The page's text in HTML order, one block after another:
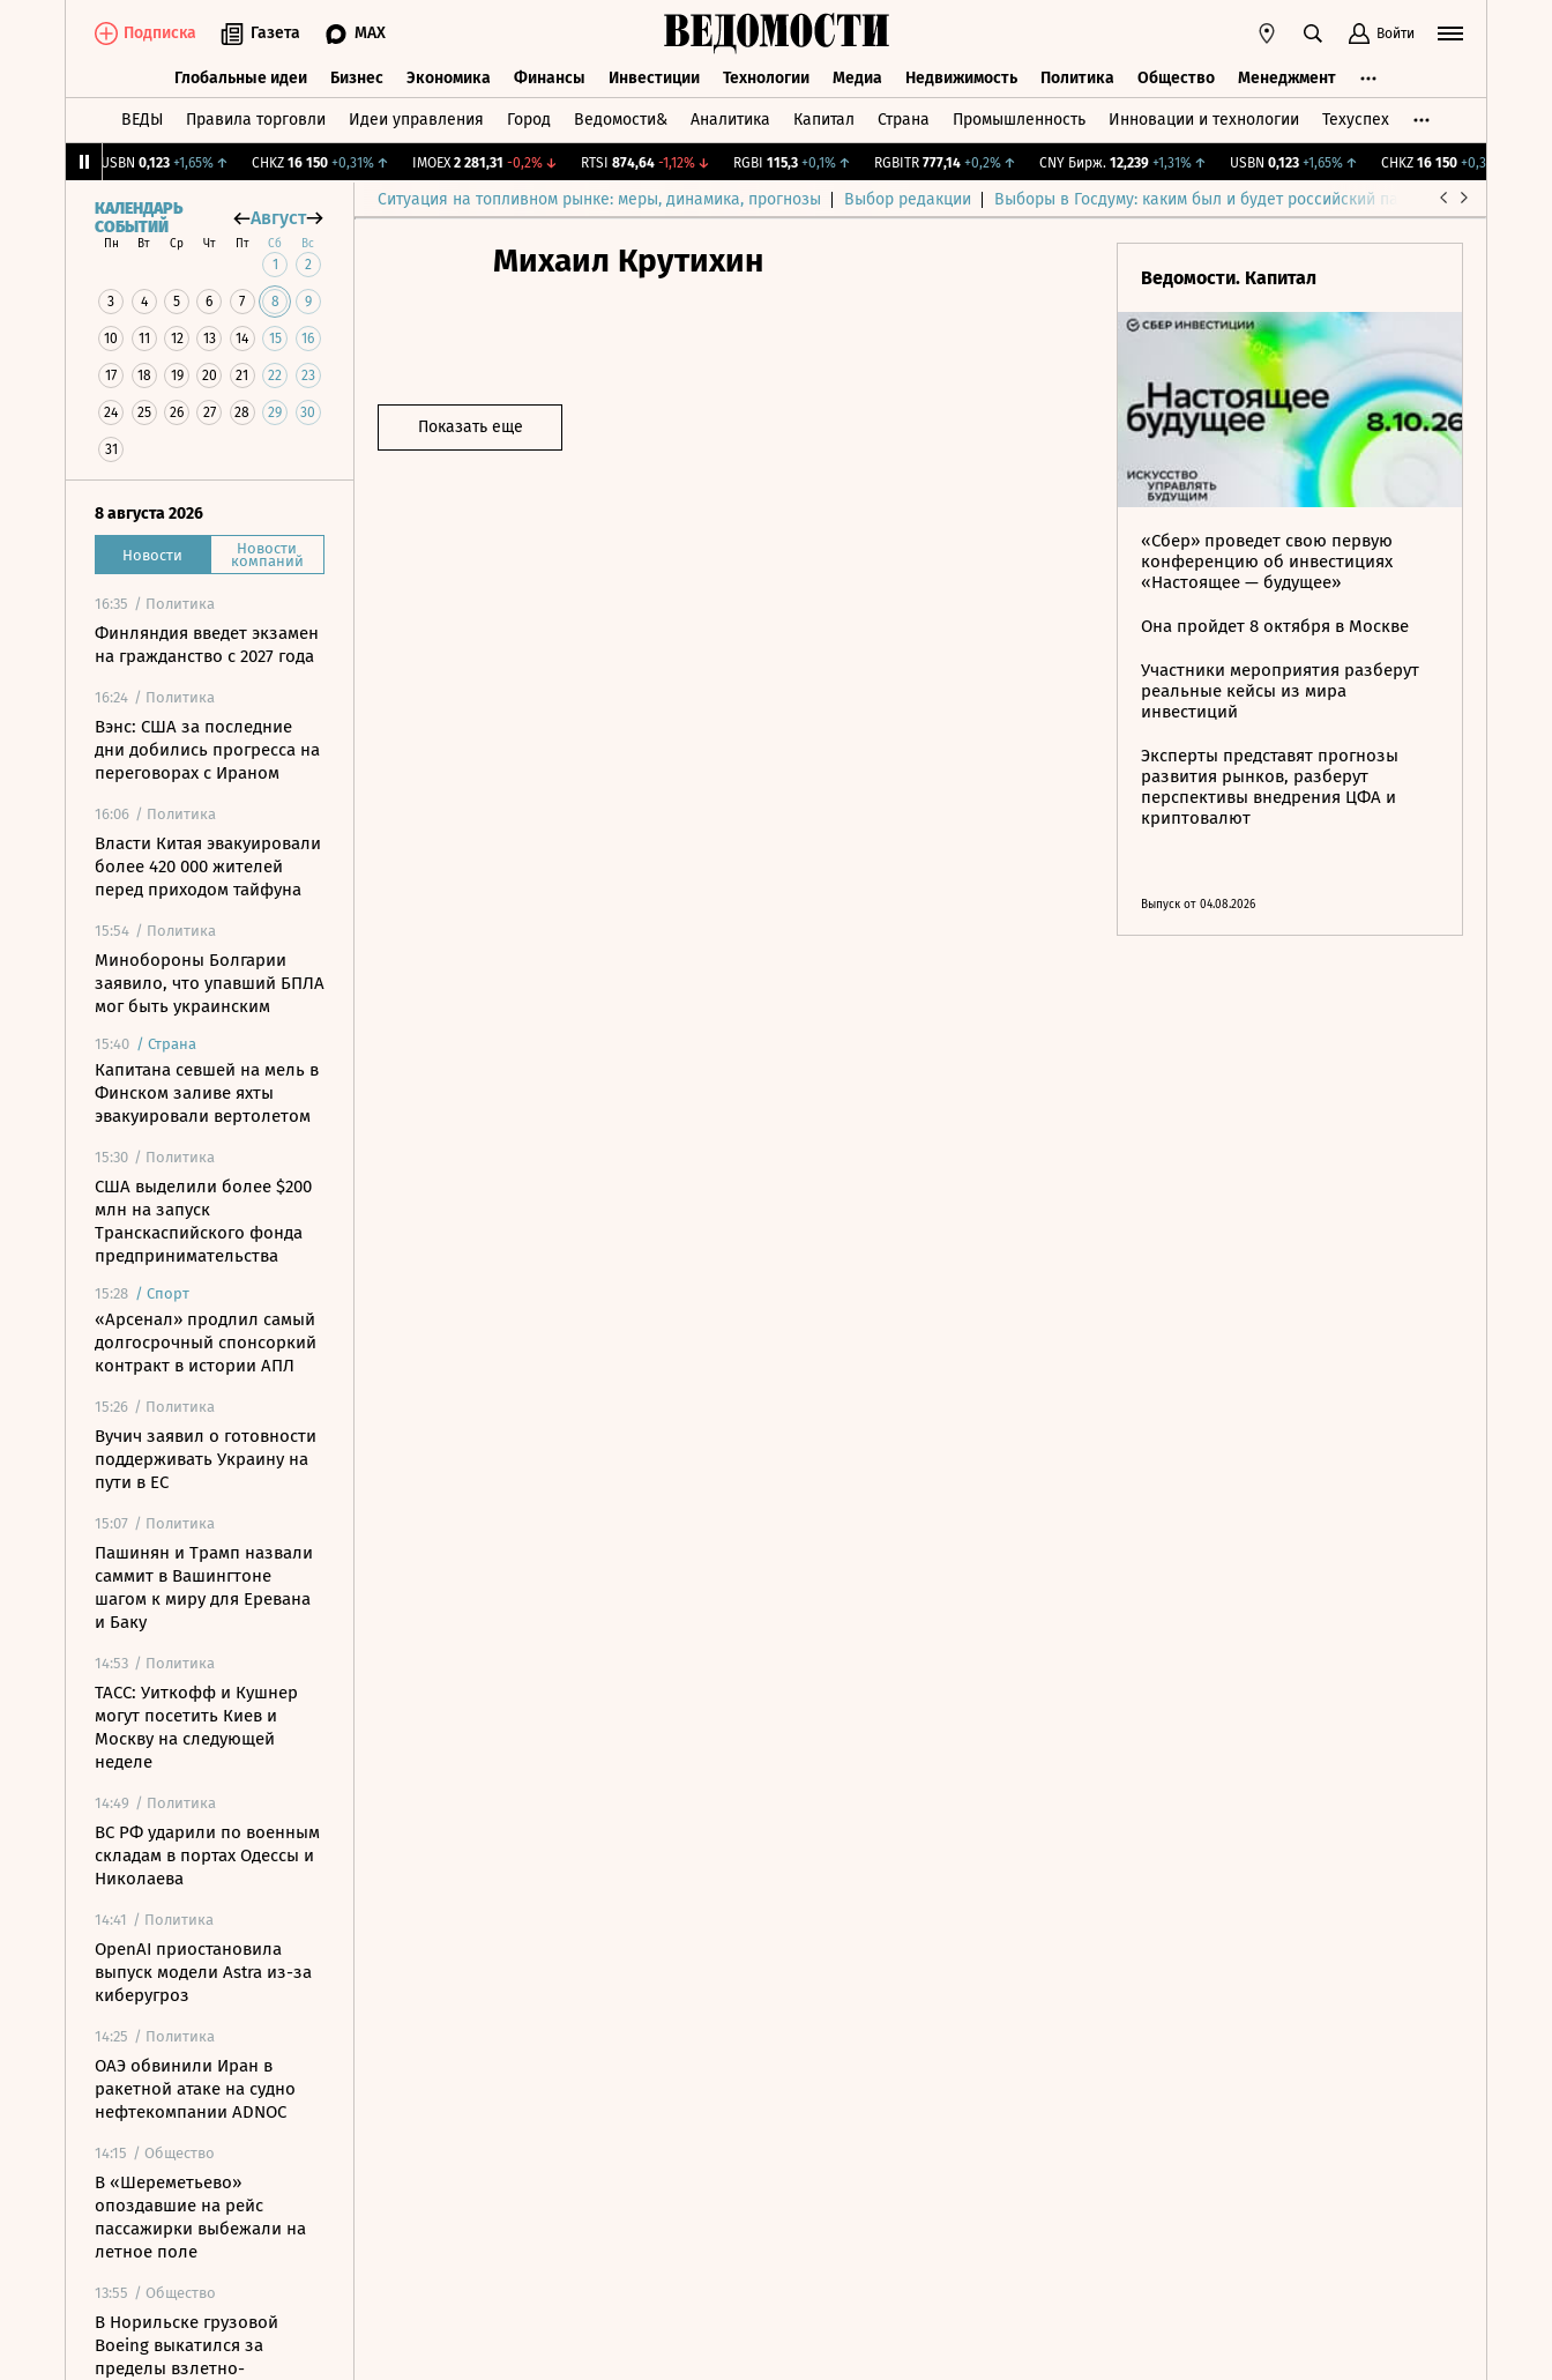
Подписка Газета MAX Войти
Глобальные идеи Бизнес Экономика Финансы Инвестиции Технологии Медиа Недвижимость Политика Общество Менеджмент
ВЕДЫ Правила торговли Идеи управления Город Ведомости& Аналитика Капитал Страна Промышленность Инновации и технологии Техуспех
USBN 0,123 +1,65%↑ CHKZ 16 150 +0,31%↑ IMOEX 2 281,31 -0,2%↓ RTSI 874,64 -1,12%↓ RGBI 115,3 +0,1%↑ RGBITR 777,14 +0,2%↑ CNY Бирж. 12,239 +1,31%↑ USBN 0,123 +1,65%↑ CHKZ 16 150 +0,31%↑
Ситуация на топливном рынке: меры, динамика, прогнозы Выбор редакции Выборы в Госдуму: каким был и будет российский парламент
КАЛЕНДАРЬ
СОБЫТИЙ
Август
Пн Вт Ср Чт Пт Сб Вс
1 2
3 4 5 6 7 8 9
10 11 12 13 14 15 16
17 18 19 20 21 22 23
24 25 26 27 28 29 30
31
8 августа 2026
Новости Новости
компаний
16:35 / Политика
Финляндия введет экзамен
на гражданство с 2027 года
16:24 / Политика
Вэнс: США за последние
дни добились прогресса на
переговорах с Ираном
16:06 / Политика
Власти Китая эвакуировали
более 420 000 жителей
перед приходом тайфуна
15:54 / Политика
Минобороны Болгарии
заявило, что упавший БПЛА
мог быть украинским
15:40 / Страна
Капитана севшей на мель в
Финском заливе яхты
эвакуировали вертолетом
15:30 / Политика
США выделили более $200
млн на запуск
Транскаспийского фонда
предпринимательства
15:28 / Спорт
«Арсенал» продлил самый
долгосрочный спонсоркий
контракт в истории АПЛ
15:26 / Политика
Вучич заявил о готовности
поддерживать Украину на
пути в ЕС
15:07 / Политика
Пашинян и Трамп назвали
саммит в Вашингтоне
шагом к миру для Еревана
и Баку
14:53 / Политика
ТАСС: Уиткофф и Кушнер
могут посетить Киев и
Москву на следующей
неделе
14:49 / Политика
ВС РФ ударили по военным
складам в портах Одессы и
Николаева
14:41 / Политика
OpenAI приостановила
выпуск модели Astra из-за
киберугроз
14:25 / Политика
ОАЭ обвинили Иран в
ракетной атаке на судно
нефтекомпании ADNOC
14:15 / Общество
В «Шереметьево»
опоздавшие на рейс
пассажирки выбежали на
летное поле
13:55 / Общество
В Норильске грузовой
Boeing выкатился за
пределы взлетно-
Михаил Крутихин
Показать еще
Ведомости. Капитал
«Сбер» проведет свою первую
конференцию об инвестициях
«Настоящее — будущее»
Она пройдет 8 октября в Москве
Участники мероприятия разберут
реальные кейсы из мира
инвестиций
Эксперты представят прогнозы
развития рынков, разберут
перспективы внедрения ЦФА и
криптовалют
Выпуск от 04.08.2026